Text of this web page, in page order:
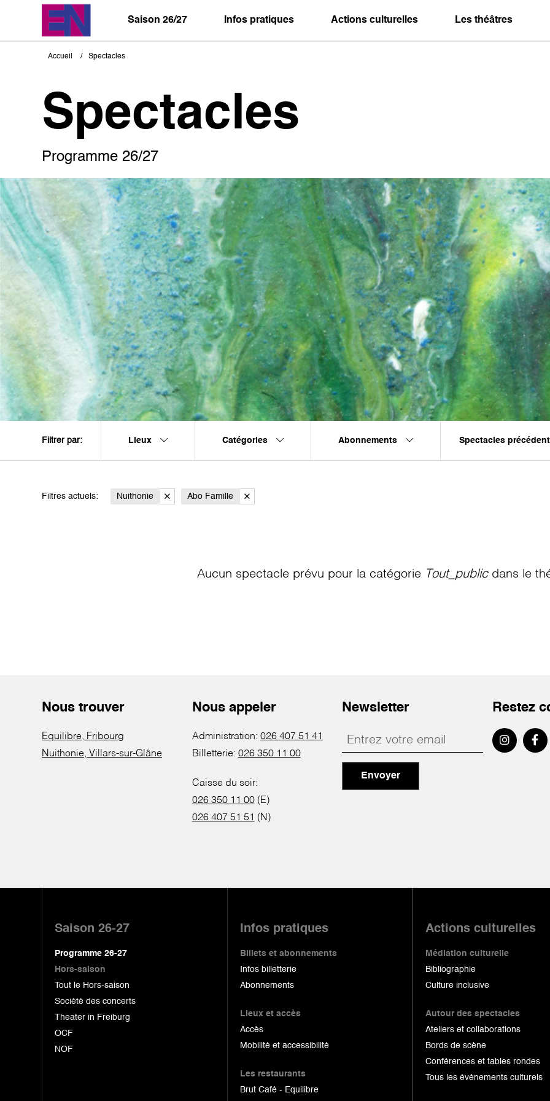
Saison 26/27 Infos pratiques Actions culturelles Les théâtres
Fil
Accueil Spectacles
Spectacles
Programme 26/27
Filtrer par: Lieux Catégories Abonnements Spectacles
Filtres actuels: Nuithonie Abo Famille
Aucun spectacle prévu pour la catégorie Tout_publicdans le
Nous trouver
Equilibre, Fribourg
Nuithonie, Villars-sur-Glâne
Nous appeler
Administration: 026 407 51 41
Billetterie: 026 350 11 00
Caisse du soir:
026 350 11 00(E)
026 407 51 51 (N)
Newsletter
Envoyer
Restez
Saison 26-27
Programme 26-27
Hors-saison
Tout le Hors-saison
Société des concerts
Theater in Freiburg
OCF
NOF
Infos pratiques
Billets et abonnements
Infos billetterie
Abonnements
Lieux et accès
Accès
Mobilité et accessibilité
Les restaurants
Brut Café - Equilibre
Actions culturelles
Médiation culturelle
Bibliographie
Culture inclusive
Autour des spectacles
Ateliers et collaborations
Bords de scène
Conférences et tables rondes
Tous les événements culturels